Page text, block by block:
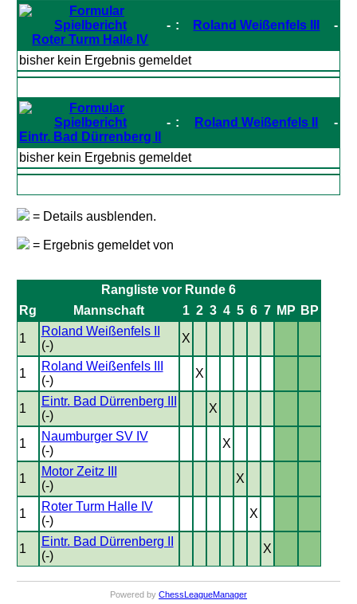
Roter Turm Halle IV
- : Roland Weißenfels III -
bisher kein Ergebnis gemeldet
Eintr. Bad Dürrenberg II
- : Roland Weißenfels II -
bisher kein Ergebnis gemeldet
= Details ausblenden.
= Ergebnis gemeldet von
Rangliste vor Runde 6
Rg
Mannschaft 1 2 3 4 5 6 7 MP BP
1
Roland Weißenfels II
(-)
X
1
Roland Weißenfels III
(-)
X
1
Eintr. Bad Dürrenberg III
(-)
X
1
Naumburger SV IV
(-)
X
1
Motor Zeitz III
(-)
X
1
Roter Turm Halle IV
(-)
X
1
Eintr. Bad Dürrenberg II
(-)
X
Powered by ChessLeagueManager